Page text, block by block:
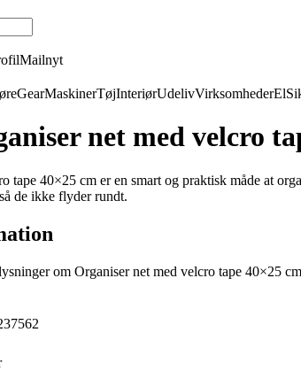
Mailnyt
GearMaskinerTøjInteriørUdelivVirksomhederEl
net med velcro
tape 40×25 cm er en smart og praktisk måde at
de ikke flyder rundt.
om Organiser net med velcro tape 40×25